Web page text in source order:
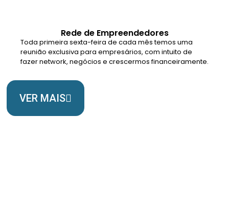
Rede de Empreendedores
Toda primeira sexta-feira de cada mês temos uma
reunião exclusiva para empresários, com intuito de
fazer network, negócios e crescermos financeiramente.
VER MAIS